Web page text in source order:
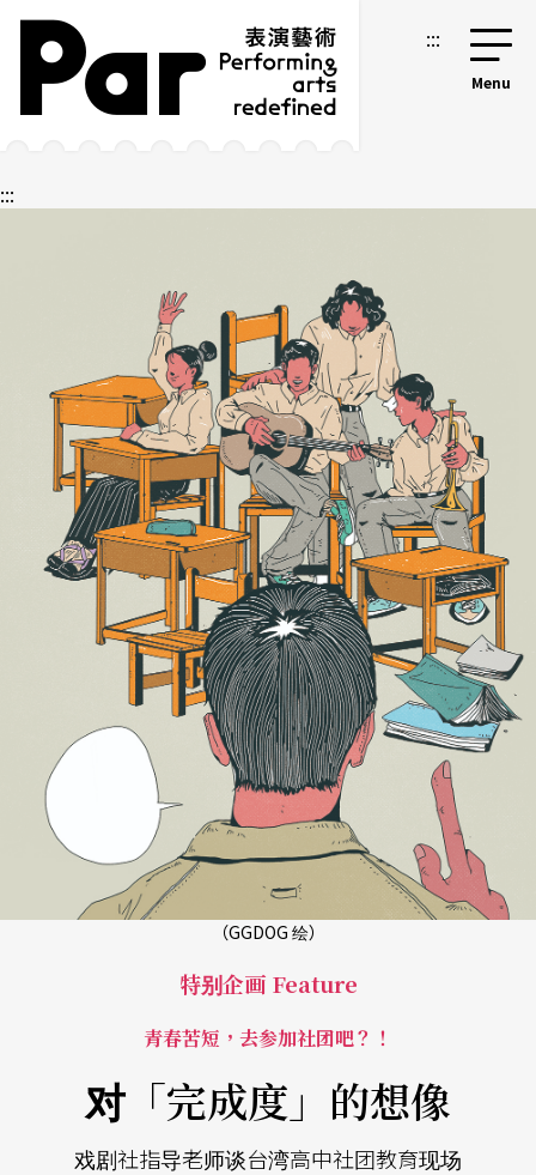
跳到主要内容区块
网站导览 :::
:::
（GGDOG 绘）
特别企画 Feature
青春苦短，去参加社团吧？！
对「完成度」的想像
戏剧社指导老师谈台湾高中社团教育现场